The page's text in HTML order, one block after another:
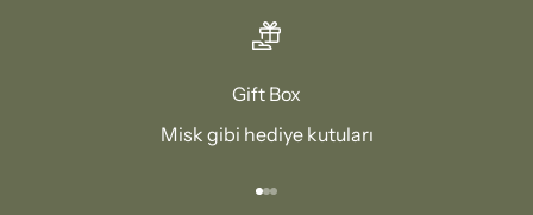
Gift Box
Misk gibi hediye kutuları
1 ögesine git
2 ögesine git
3 ögesine git